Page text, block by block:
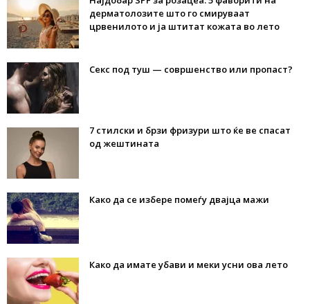
дерматолозите што го смируваат
црвенилото и ја штитат кожата во лето
Секс под туш — совршенство или пропаст?
7 стилски и брзи фризури што ќе ве спасат
од жештината
Како да се избере помеѓу двајца мажи
Како да имате убави и меки усни ова лето